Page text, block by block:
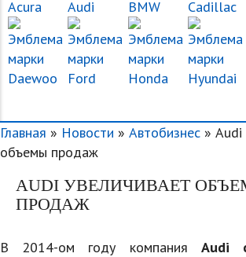
Главная » Новости » Автобизнес » Audi
объемы продаж
AUDI УВЕЛИЧИВАЕТ
ПРОДАЖ
В 2014-ом году компания Audi